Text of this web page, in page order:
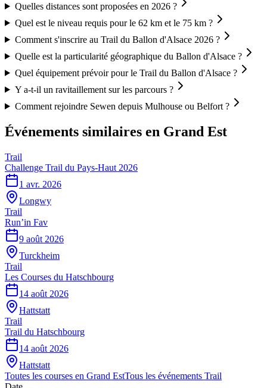
Quelles distances sont proposées en 2026 ?
Quel est le niveau requis pour le 62 km et le 75 km ?
Comment s'inscrire au Trail du Ballon d'Alsace 2026 ?
Quelle est la particularité géographique du Ballon d'Alsace ?
Quel équipement prévoir pour le Trail du Ballon d'Alsace ?
Y a-t-il un ravitaillement sur les parcours ?
Comment rejoindre Sewen depuis Mulhouse ou Belfort ?
Événements similaires en Grand Est
Trail
Challenge Trail du Pays-Haut 2026
1 avr. 2026
Longwy
Trail
Run’in Fav
9 août 2026
Turckheim
Trail
Les Courses du Hatschbourg
14 août 2026
Hattstatt
Trail
Trail du Hatschbourg
14 août 2026
Hattstatt
Toutes les courses en Grand EstTous les événements Trail